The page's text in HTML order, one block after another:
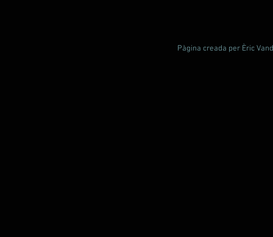
Pàgina creada per Èric